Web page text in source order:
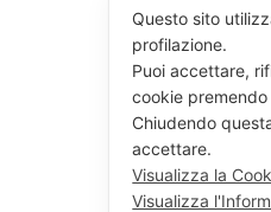
Questo sito
profilazione.
Puoi accettare,
cookie
Chiudendo
accettare.
Visualizza la
Visualizza